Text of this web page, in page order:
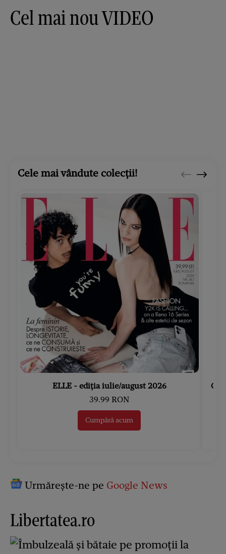
Cel mai nou VIDEO
Cele mai vândute colecții!
ELLE - ediția iulie/august 2026
39.99 RON
Cumpără acum
Urmărește-ne pe Google News
Libertatea.ro